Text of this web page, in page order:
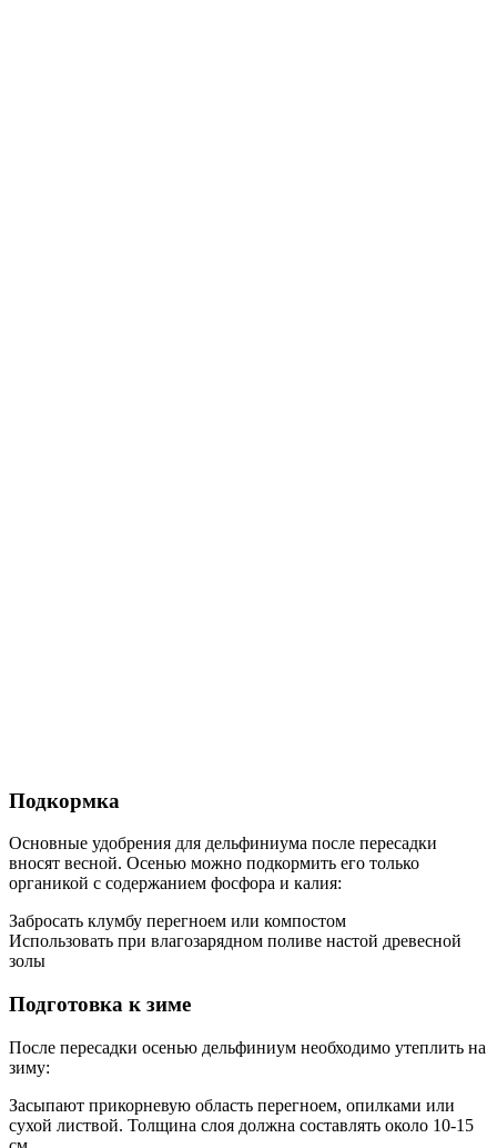
Подкормка
Основные удобрения для дельфиниума после пересадки
вносят весной. Осенью можно подкормить его только
органикой с содержанием фосфора и калия:
Забросать клумбу перегноем или компостом
Использовать при влагозарядном поливе настой древесной
золы
Подготовка к зиме
После пересадки осенью дельфиниум необходимо утеплить на
зиму:
Засыпают прикорневую область перегноем, опилками или
сухой листвой. Толщина слоя должна составлять около 10-15